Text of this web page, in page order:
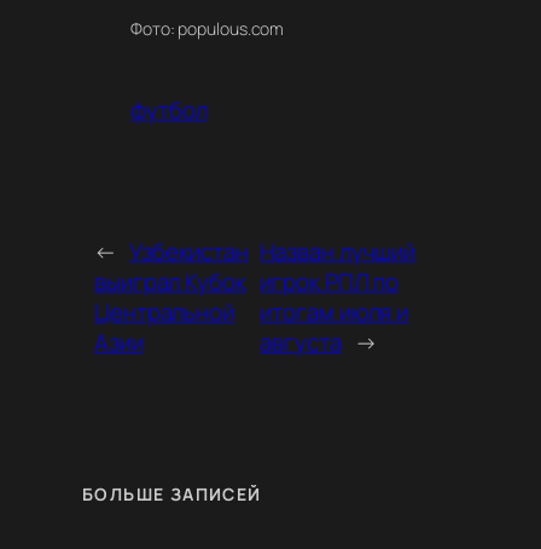
Фото: populous.com
футбол
← Узбекистан
выиграл Кубок
Центральной
Азии
Назван лучший
игрок РПЛ по
итогам июля и
августа →
БОЛЬШЕ ЗАПИСЕЙ